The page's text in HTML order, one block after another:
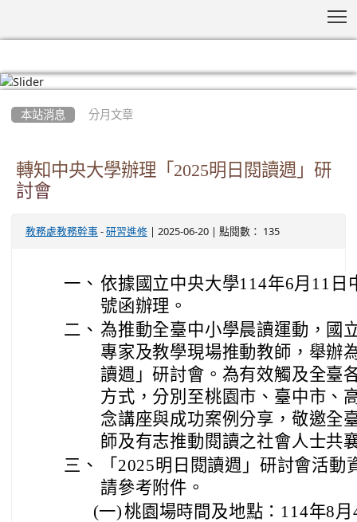
本站消息 分月文章
轉知中央大學辦理「2025明日閱讀週」研
討會
教務處教務幹事 - 研習進修 | 2025-06-20 | 點閱數： 135
一、 依據國立中央大學114年6月11日
號函辦理。
二、 為推動全臺中小學晨讀運動，國
專家及教學現場推動教師，舉辦
讀週」研討會。為有效觸及全臺
方式，分別至桃園市、臺中市、
念講座與成功案例分享，敬邀全
師及有志推動閱讀之社會人士共
三、
「2025明日閱讀週」研討會活
請參考附件。
(一)桃園場時間及地點：114年8